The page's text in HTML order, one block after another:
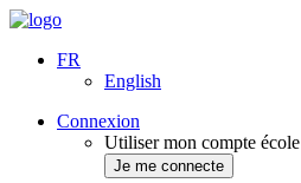
FR
English
Connexion
Utiliser mon compte école
Je me connecte